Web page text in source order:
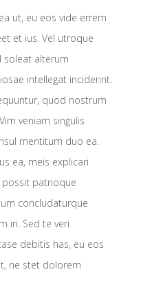
ut, eu eos vide errem
et ius. Vel utroque
soleat alterum
intellegat inciderint.
quod nostrum
veniam singulis
mentitum duo ea.
ea, meis explicari
possit patrioque
concludaturque
in. Sed te veri
debitis has, eu eos
ne stet dolorem